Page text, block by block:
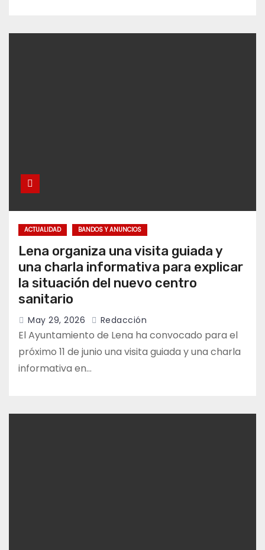
ACTUALIDAD BANDOS Y ANUNCIOS
Lena organiza una visita guiada y
una charla informativa para explicar
la situación del nuevo centro
sanitario
May 29, 2026 Redacción
El Ayuntamiento de Lena ha convocado para el
próximo 11 de junio una visita guiada y una charla
informativa en…